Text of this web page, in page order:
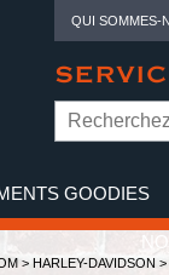
QUI SOMMES-
GOODIES
> HARLEY-DAVIDSON >